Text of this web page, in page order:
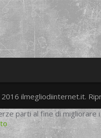
ilmegliodiinternet.it.
parti al fine di